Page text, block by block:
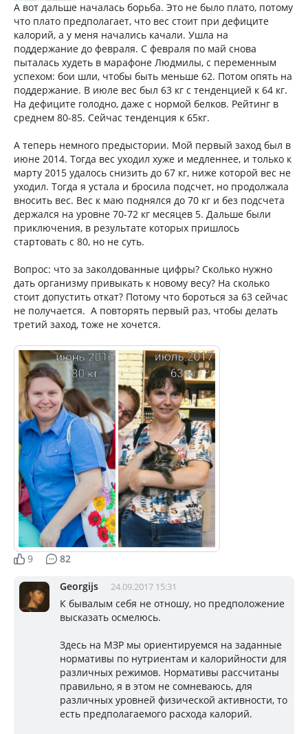
А вот дальше началась борьба. Это не было плато, потому
что плато предполагает, что вес стоит при дефиците
калорий, а у меня начались качали. Ушла на
поддержание до февраля. С февраля по май снова
пыталась худеть в марафоне Людмилы, с переменным
успехом: бои шли, чтобы быть меньше 62. Потом опять на
поддержание. В июле вес был 63 кг с тенденцией к 64 кг.
На дефиците голодно, даже с нормой белков. Рейтинг в
среднем 80-85. Сейчас тенденция к 65кг.
А теперь немного предыстории. Мой первый заход был в
июне 2014. Тогда вес уходил хуже и медленнее, и только к
марту 2015 удалось снизить до 67 кг, ниже которой вес не
уходил. Тогда я устала и бросила подсчет, но продолжала
вносить вес. Вес к маю поднялся до 70 кг и без подсчета
держался на уровне 70-72 кг месяцев 5. Дальше были
приключения, в результате которых пришлось
стартовать с 80, но не суть.
Вопрос: что за заколдованные цифры? Сколько нужно
дать организму привыкать к новому весу? На сколько
стоит допустить откат? Потому что бороться за 63 сейчас
не получается. А повторять первый раз, чтобы делать
третий заход, тоже не хочется.
9 82
Georgijs 24.09.2017 15:31
К бывалым себя не отношу, но предположение
высказать осмелюсь.
Здесь на МЗР мы ориентируемся на заданные
нормативы по нутриентам и калорийности для
различных режимов. Нормативы рассчитаны
правильно, я в этом не сомневаюсь, для
различных уровней физической активности, то
есть предполагаемого расхода калорий.